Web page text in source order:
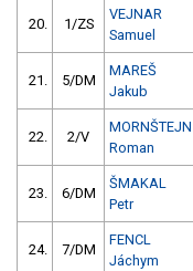
20. 1/ZS
VEJNAR
Samuel
21. 5/DM
MAREŠ
Jakub
22. 2/V
MORNŠTEJN
Roman
23. 6/DM
ŠMAKAL
Petr
24. 7/DM
FENCL
Jáchym